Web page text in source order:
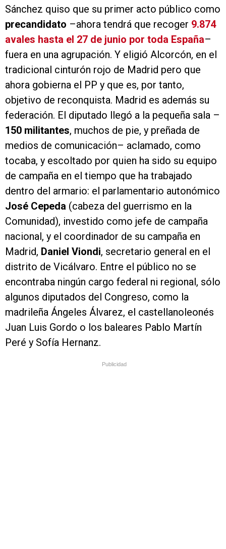
Sánchez quiso que su primer acto público como
precandidato –ahora tendrá que recoger 9.874
avales hasta el 27 de junio por toda España–
fuera en una agrupación. Y eligió Alcorcón, en el
tradicional cinturón rojo de Madrid pero que
ahora gobierna el PP y que es, por tanto,
objetivo de reconquista. Madrid es además su
federación. El diputado llegó a la pequeña sala –
150 militantes, muchos de pie, y preñada de
medios de comunicación– aclamado, como
tocaba, y escoltado por quien ha sido su equipo
de campaña en el tiempo que ha trabajado
dentro del armario: el parlamentario autonómico
José Cepeda (cabeza del guerrismo en la
Comunidad), investido como jefe de campaña
nacional, y el coordinador de su campaña en
Madrid, Daniel Viondi, secretario general en el
distrito de Vicálvaro. Entre el público no se
encontraba ningún cargo federal ni regional, sólo
algunos diputados del Congreso, como la
madrileña Ángeles Álvarez, el castellanoleonés
Juan Luis Gordo o los baleares Pablo Martín
Peré y Sofía Hernanz.
Publicidad